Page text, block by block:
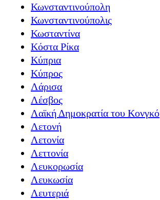
Κωνσταντινούπολη
Κωνσταντινούπολις
Κωσταντίνα
Κόστα Ρίκα
Κύπρια
Κύπρος
Λάρισα
Λέσβος
Λαϊκή Δημοκρατία του Κονγκό
Λετονή
Λετονία
Λεττονία
Λευκορωσία
Λευκωσία
Λευτεριά